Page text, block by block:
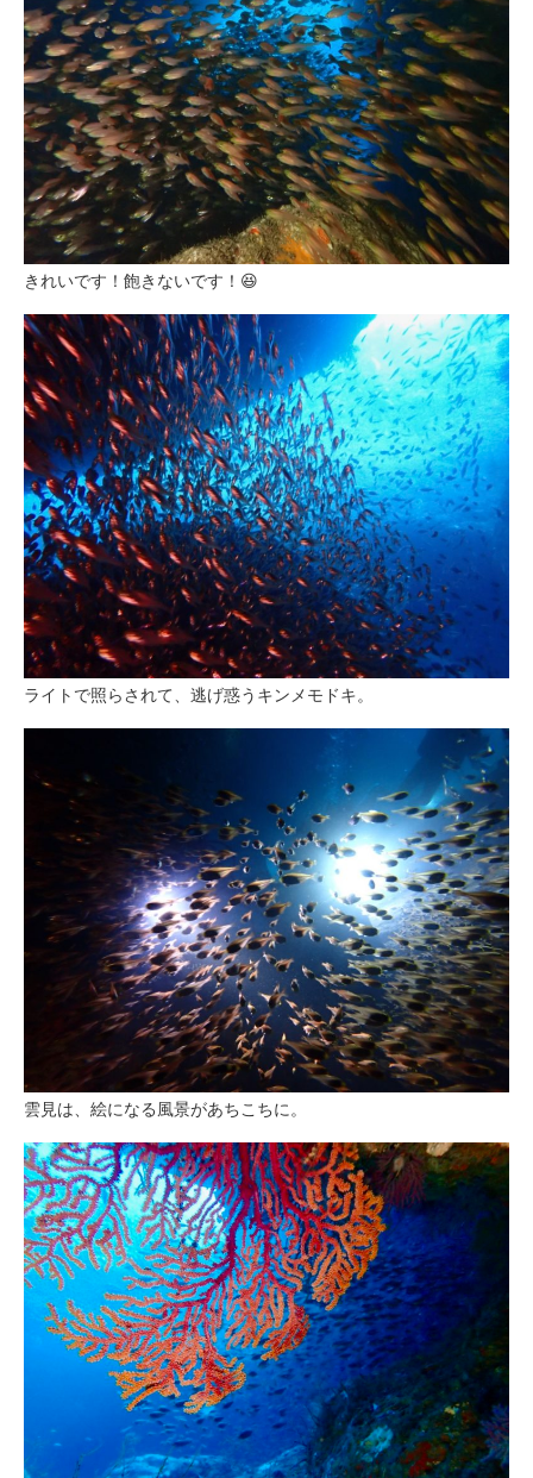
きれいです！飽きないです！😆
ライトで照らされて、逃げ惑うキンメモドキ。
雲見は、絵になる風景があちこちに。